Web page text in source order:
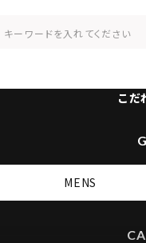
こだ
MENS